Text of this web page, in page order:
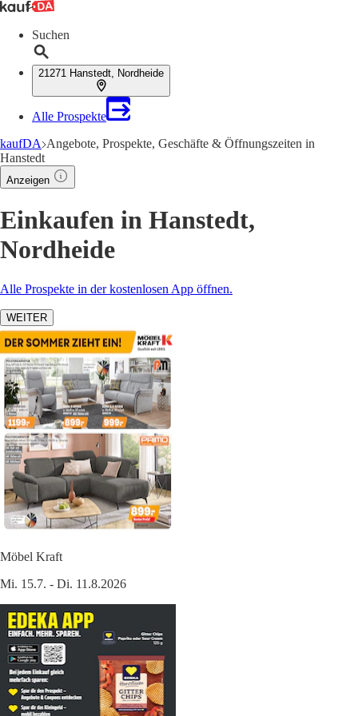
Suchen
21271 Hanstedt, Nordheide
Alle Prospekte
kaufDA Angebote, Prospekte, Geschäfte & Öffnungszeiten in
Hanstedt
Anzeigen
Einkaufen in Hanstedt,
Nordheide
Alle Prospekte in der kostenlosen App öffnen.
WEITER
Möbel Kraft
Mi. 15.7. - Di. 11.8.2026